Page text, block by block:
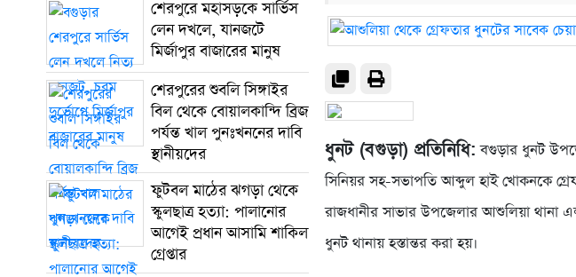
শেরপুরে মহাসড়কে সার্ভিস
লেন দখলে, যানজটে
মির্জাপুর বাজারের মানুষ
শেরপুরের শুবলি সিঙ্গাইর
বিল থেকে বোয়ালকান্দি ব্রিজ
পর্যন্ত খাল পুনঃখননের দাবি
স্থানীয়দের
ফুটবল মাঠের ঝগড়া থেকে
স্কুলছাত্র হত্যা: পালানোর
আগেই প্রধান আসামি শাকিল
গ্রেপ্তার
ধুনট (বগুড়া) প্রতিনিধি: বগুড়ার ধুনট
সিনিয়র সহ-সভাপতি আব্দুল হাই খোকনকে
রাজধানীর সাভার উপজেলার আশুলিয়া থানা
ধুনট থানায় হস্তান্তর করা হয়।